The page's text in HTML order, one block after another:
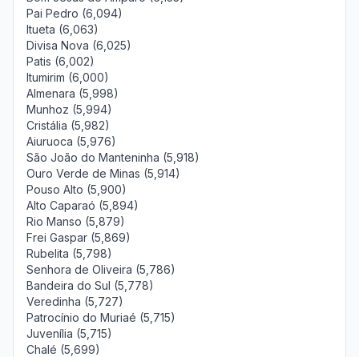
Pai Pedro (6,094)
Itueta (6,063)
Divisa Nova (6,025)
Patis (6,002)
Itumirim (6,000)
Almenara (5,998)
Munhoz (5,994)
Cristália (5,982)
Aiuruoca (5,976)
São João do Manteninha (5,918)
Ouro Verde de Minas (5,914)
Pouso Alto (5,900)
Alto Caparaó (5,894)
Rio Manso (5,879)
Frei Gaspar (5,869)
Rubelita (5,798)
Senhora de Oliveira (5,786)
Bandeira do Sul (5,778)
Veredinha (5,727)
Patrocínio do Muriaé (5,715)
Juvenília (5,715)
Chalé (5,699)